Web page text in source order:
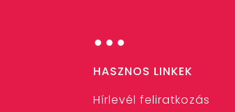
…
HASZNOS LINKEK
Hírlevél feliratkozás